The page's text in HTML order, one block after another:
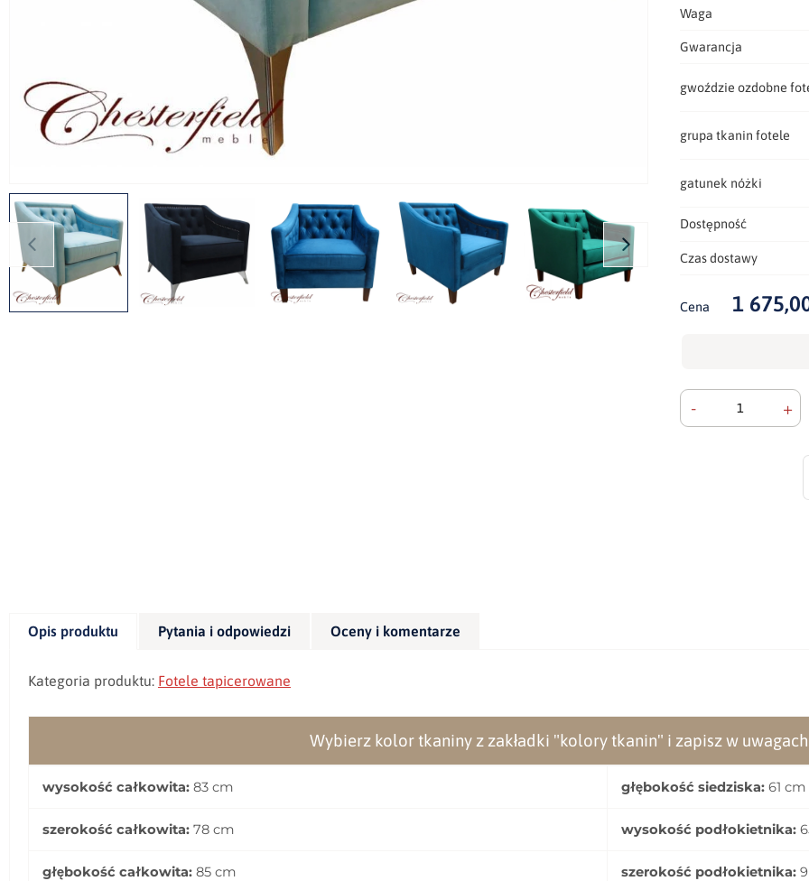
Waga
Gwarancja
gwoździe ozdobne
grupa tkanin fotele
gatunek nóżki
Dostępność
Czas dostawy
Cena 1
- +
Opis produktu Pytania i odpowiedzi Oceny i komentarze
Kategoria produktu: Fotele tapicerowane
Wybierz kolor tkaniny z zakładki "kolory tkanin" i zapisz w
wysokość całkowita: 83 cm głębokość siedziska: 61 cm
szerokość całkowita: 78 cm wysokość podłokietnika:
głębokość całkowita: 85 cm szerokość podłokietnika: